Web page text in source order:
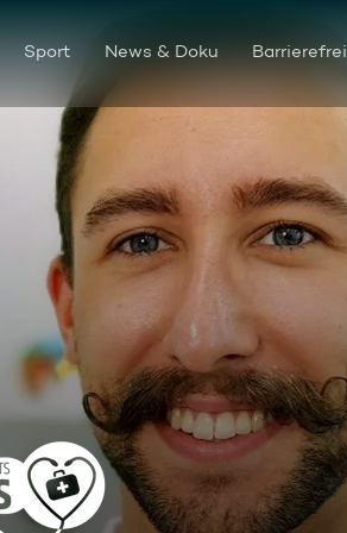
Sport News & Doku Barrierefrei
Ben der Stiller